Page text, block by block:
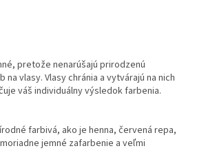
pretože nenarúšajú prirodzenú
vlasy. Vlasy chránia a vytvárajú na nich
váš individuálny výsledok farbenia.
farbivá, ako je henna, červená repa,
jemné zafarbenie a veľmi